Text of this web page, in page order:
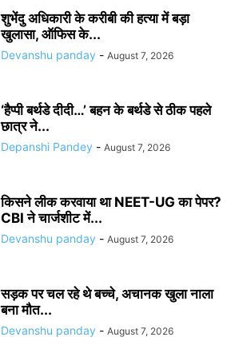
शुभेंदु अधिकारी के करीबी की हत्या में बड़ा
खुलासा, ऑफिस के...
Devanshu panday - August 7, 2026
‘हैप्पी बर्थडे दीदी…’ बहन के बर्थडे से ठीक पहले
छात्र ने...
Depanshi Pandey - August 7, 2026
किसने लीक करवाया था NEET-UG का पेपर?
CBI ने चार्जशीट में...
Devanshu panday - August 7, 2026
सड़क पर चल रहे थे बच्चे, अचानक खुला नाला
बना मौत...
Devanshu panday - August 7, 2026